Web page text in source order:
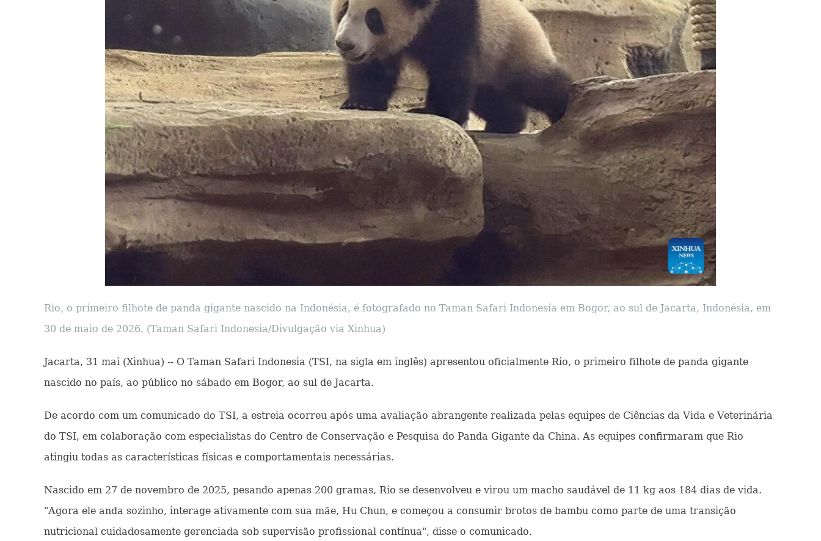
Rio, o primeiro filhote de panda gigante nascido na Indonésia, é fotografado no Taman Safari Indonesia em Bogor, ao sul de Jacarta, Indonésia, em
30 de maio de 2026. (Taman Safari Indonesia/Divulgação via Xinhua)
Jacarta, 31 mai (Xinhua) -- O Taman Safari Indonesia (TSI, na sigla em inglês) apresentou oficialmente Rio, o primeiro filhote de panda gigante
nascido no país, ao público no sábado em Bogor, ao sul de Jacarta.
De acordo com um comunicado do TSI, a estreia ocorreu após uma avaliação abrangente realizada pelas equipes de Ciências da Vida e Veterinária
do TSI, em colaboração com especialistas do Centro de Conservação e Pesquisa do Panda Gigante da China. As equipes confirmaram que Rio
atingiu todas as características físicas e comportamentais necessárias.
Nascido em 27 de novembro de 2025, pesando apenas 200 gramas, Rio se desenvolveu e virou um macho saudável de 11 kg aos 184 dias de vida.
"Agora ele anda sozinho, interage ativamente com sua mãe, Hu Chun, e começou a consumir brotos de bambu como parte de uma transição
nutricional cuidadosamente gerenciada sob supervisão profissional contínua", disse o comunicado.